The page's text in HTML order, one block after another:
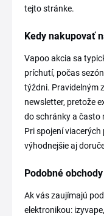
tejto stránke.
Kedy nakupovať
Vapoo akcia sa
príchutí, počas
týždni. Pravidelným
newsletter, pretože
do schránky a často
Pri spojení
výhodnejšie aj
Podobné obchody
Ak vás zaujímajú
elektronikou: